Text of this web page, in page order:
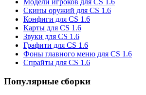
Скины оружий для CS 1.6
Конфиги для CS 1.6
Карты для CS 1.6
Звуки для CS 1.6
Графити для CS 1.6
Фоны главного меню для CS 1.6
Спрайты для CS 1.6
Популярные сборки